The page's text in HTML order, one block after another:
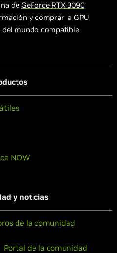
de GeForce RTX 3090
y comprar la GPU
del mundo compatible
NOW
y noticias
de la comunidad
Portal de la comunidad